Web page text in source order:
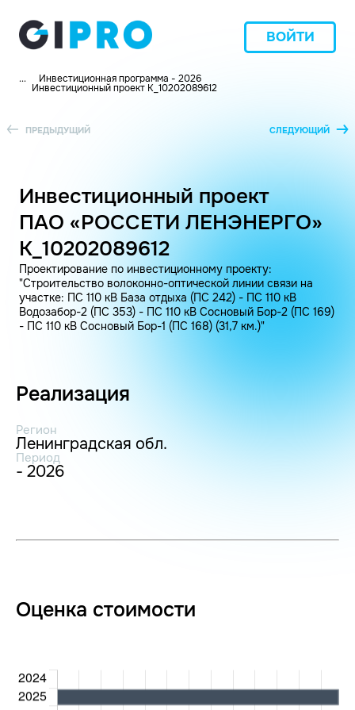
ВОЙТИ
... Инвестиционная программа - 2026
Инвестиционный проект K_10202089612
ПРЕДЫДУЩИЙ СЛЕДУЮЩИЙ
Инвестиционный проект
ПАО «РОССЕТИ ЛЕНЭНЕРГО»
K_10202089612
Проектирование по инвестиционному проекту:
"Строительство волоконно-оптической линии связи на
участке: ПС 110 кВ База отдыха (ПС 242) - ПС 110 кВ
Водозабор-2 (ПС 353) - ПС 110 кВ Сосновый Бор-2 (ПС 169)
- ПС 110 кВ Сосновый Бор-1 (ПС 168) (31,7 км.)"
Реализация
Регион
Ленинградская обл.
Период
- 2026
Оценка стоимости